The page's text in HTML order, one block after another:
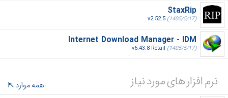
StaxRip
v2.52.5 (1405/5/17)
Internet Download Manager - IDM
v6.43.8 Retail (1405/5/17)
نرم افزار های مورد نیاز
همه موارد